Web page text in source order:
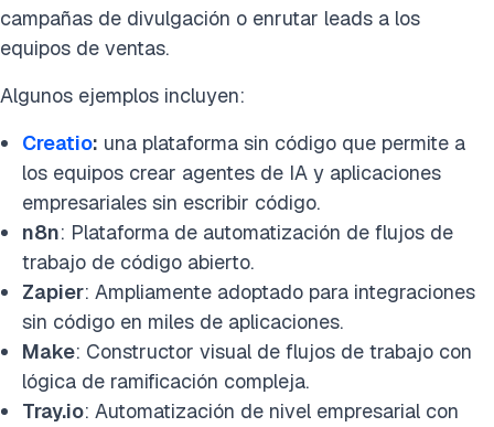
campañas de divulgación o enrutar leads a los
equipos de ventas.
Algunos ejemplos incluyen:
Creatio: una plataforma sin código que permite a
los equipos crear agentes de IA y aplicaciones
empresariales sin escribir código.
n8n: Plataforma de automatización de flujos de
trabajo de código abierto.
Zapier: Ampliamente adoptado para integraciones
sin código en miles de aplicaciones.
Make: Constructor visual de flujos de trabajo con
lógica de ramificación compleja.
Tray.io: Automatización de nivel empresarial con